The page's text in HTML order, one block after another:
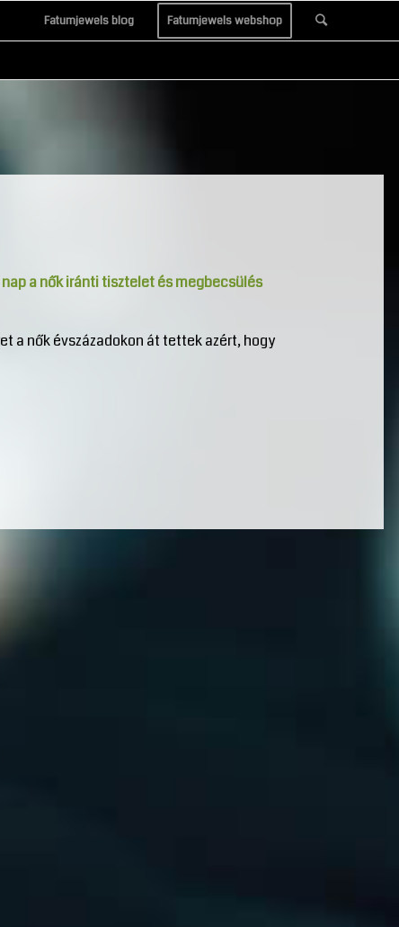
Fatumjewels blog Fatumjewels webshop
a nők iránti tisztelet és megbecsülés
a nők évszázadokon át tettek azért, hogy